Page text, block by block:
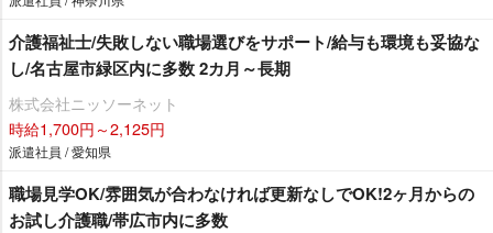
介護福祉士/失敗しない職場選びをサポート/給与も環境も妥協な
し/名古屋市緑区内に多数 2カ月～長期
株式会社ニッソーネット
時給1,700円～2,125円
派遣社員 / 愛知県
職場見学OK/雰囲気が合わなければ更新なしでOK!2ヶ月からの
お試し介護職/帯広市内に多数